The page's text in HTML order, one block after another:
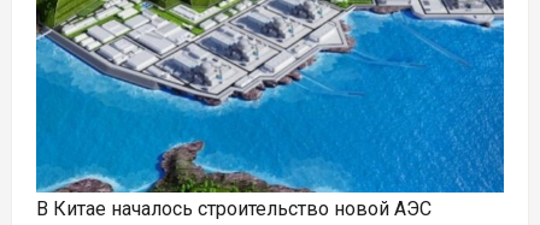
В Китае началось строительство новой АЭС